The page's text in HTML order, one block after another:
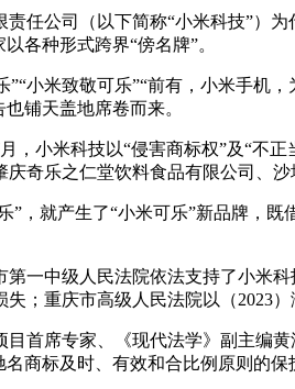
责任公司（以下简称“小米科技”）
各种形式跨界“傍名牌”。
小米致敬可乐”“前有，小米手机
铺天盖地席卷而来。
，小米科技以“侵害商标权”及“不
奇乐之仁堂饮料食品有限公司、沙
”，就产生了“小米可乐”新品牌，
一中级人民法院依法支持了小米
；重庆市高级人民法院以（2023
首席专家、《现代法学》副主编
商标及时、有效和合比例原则的